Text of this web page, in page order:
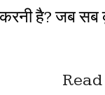
करनी है? जब